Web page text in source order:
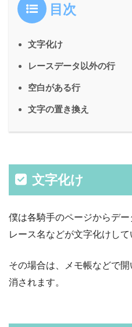
目次
文字化け
レースデータ以外の行
空白がある行
文字の置き換え
文字化け
僕は各騎手のページからデー
レース名などが文字化けして
その場合は、メモ帳などで
消されます。